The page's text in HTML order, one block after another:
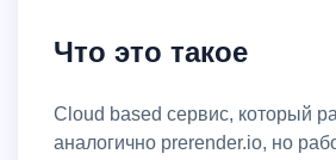
Что это такое
Cloud based сервис, который работает
аналогично prerender.io, но